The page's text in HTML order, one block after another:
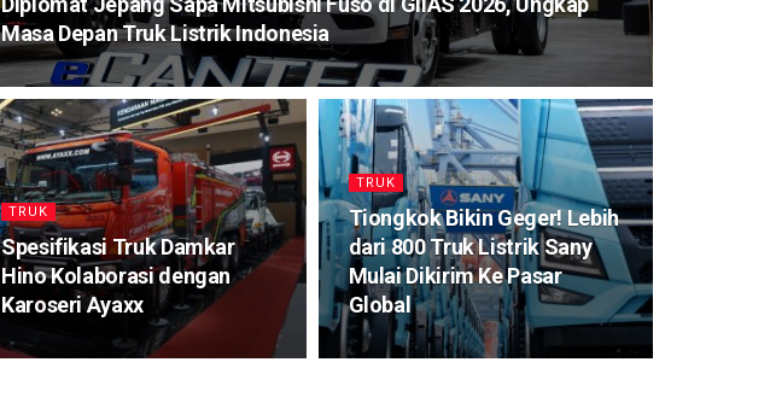
Masa Depan Truk Listrik Indonesia
TRUK
Spesifikasi Truk Damkar
Hino Kolaborasi dengan
Karoseri Ayaxx
TRUK
Tiongkok Bikin Geger! Lebih
dari 800 Truk Listrik Sany
Mulai Dikirim Ke Pasar
Global